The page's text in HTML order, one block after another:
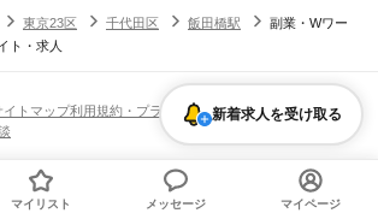
板橋区練馬区足立区葛飾区
野市 昭島市
多摩市 あきる野市 大島町利島村
宅村 御蔵島村 青ヶ島村小笠原村
恵比寿駅 代々木駅
神田駅 新橋駅
品川駅
すべて
ンスタッフ 皿洗い・洗い場 精肉・鮮魚加工
バー（BAR）・バーテンダー
店準備）
飲食店（店長・マネージャー）
オープニングスタッフ
留学生・外国人活躍中
期間限定（春夏冬休み等）
東京23区 千代田区 飯田橋駅
副業・Wワー
ト・求人
新着求人を受け取る
イトマップ利用規約・プライバシーポリシー
マイリスト メッセージ マイページ